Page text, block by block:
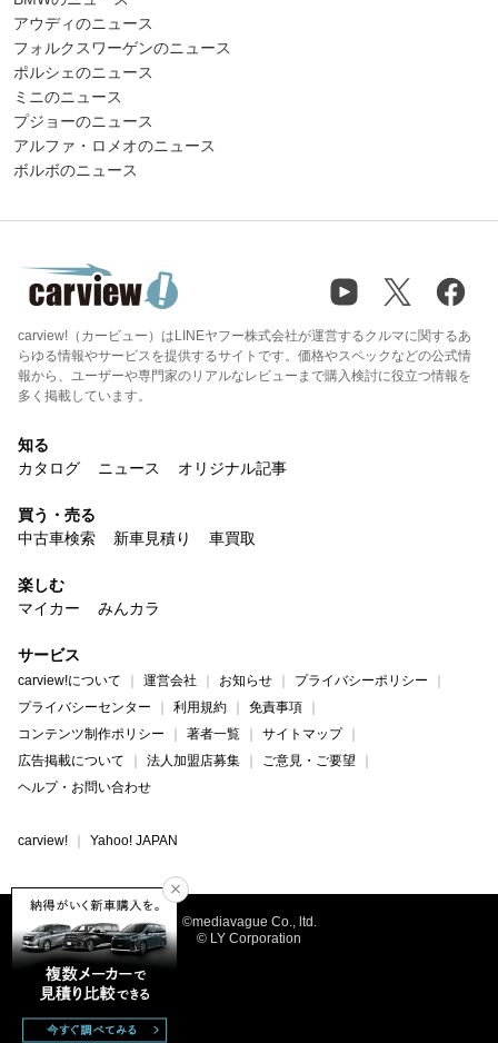
アウディのニュース
フォルクスワーゲンのニュース
ポルシェのニュース
ミニのニュース
プジョーのニュース
アルファ・ロメオのニュース
ボルボのニュース
carview!（カービュー）はLINEヤフー株式会社が運営するクルマに関するあ
らゆる情報やサービスを提供するサイトです。価格やスペックなどの公式情
報から、ユーザーや専門家のリアルなレビューまで購入検討に役立つ情報を
多く掲載しています。
知る
カタログ
ニュース オリジナル記事
買う・売る
中古車検索
新車見積り 車買取
楽しむ
マイカー
みんカラ
サービス
carview!について 運営会社 お知らせ
プライバシーポリシー
プライバシーセンター
利用規約
免責事項
コンテンツ制作ポリシー
著者一覧
サイトマップ
広告掲載について
法人加盟店募集
ご意見・ご要望
ヘルプ・お問い合わせ
carview! Yahoo! JAPAN
©mediavague Co., ltd.
© LY Corporation